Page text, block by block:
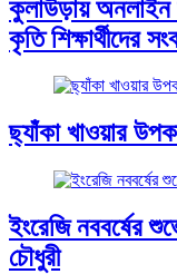
কুলাউড়ায় অনলাইন
কৃতি শিক্ষার্থীদের
ছ্যাঁকা খাওয়ার
ইংরেজি নববর্ষের
চৌধুরী